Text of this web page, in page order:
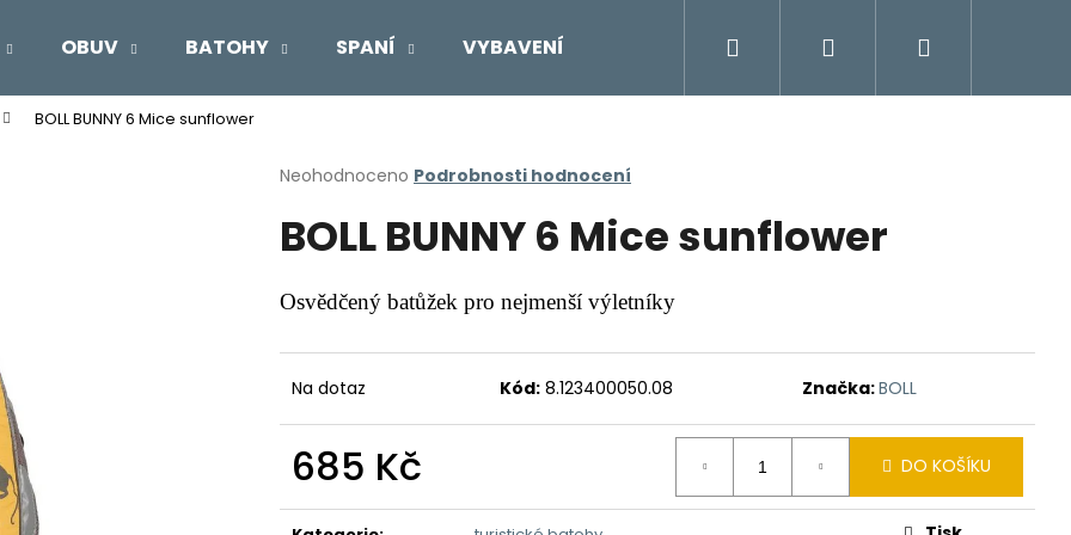
OBUV BATOHY SPANÍ VYBAVENÍ Moje objednávka
Přihlášení
BOLL BUNNY 6 Mice sunflower
Průměrné
produktu
je
z
5
Neohodnoceno Podrobnosti hodnocení
BOLL BUNNY 6 Mice sunflower
Osvědčený batůžek pro nejmenší výletníky
Na dotaz Kód: 8.123400050.08 Značka:BOLL
685 Kč
cena:
DO KOŠÍKU
Co potřebujete najít?
HLEDAT